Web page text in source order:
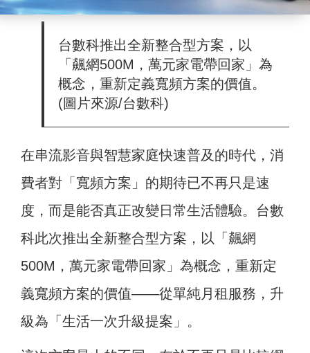
台數科推出全新整合型方案，以
「飆網500M，萬元家電帶回家」為
概念，重新定義寬頻方案的價值。
(圖片來源/台數科)
在串流影音與智慧家庭快速普及的時代，消
費者對「寬頻方案」的期待已不再只是速
度，而是能否真正改變日常生活體驗。台數
科此次推出全新整合型方案，以「飆網
500M，萬元家電帶回家」為概念，重新定
義寬頻方案的價值——從單純月租服務，升
級為「生活一次升級提案」。